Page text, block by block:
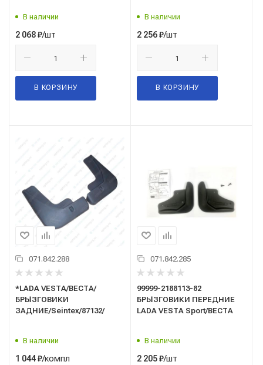
В наличии
2 068₽/шт
В КОРЗИНУ
В наличии
2 256₽/шт
В КОРЗИНУ
071.842.288
*LADA VESTA/ВЕСТА/
БРЫЗГОВИКИ
ЗАДНИЕ/Seintex/87132/
В наличии
1 044₽/компл
071.842.285
99999-2188113-82
БРЫЗГОВИКИ ПЕРЕДНИЕ
LADA VESTA Sport/ВЕСТА
В наличии
2 205₽/шт